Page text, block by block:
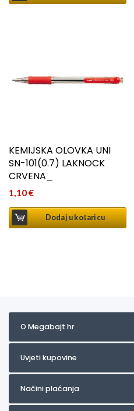
KEMIJSKA OLOVKA UNI
SN-101(0.7) LAKNOCK
CRVENA_
1,10€
Dodaj u košaricu
O Megabajt.hr
Uvjeti kupovine
Načini plaćanja